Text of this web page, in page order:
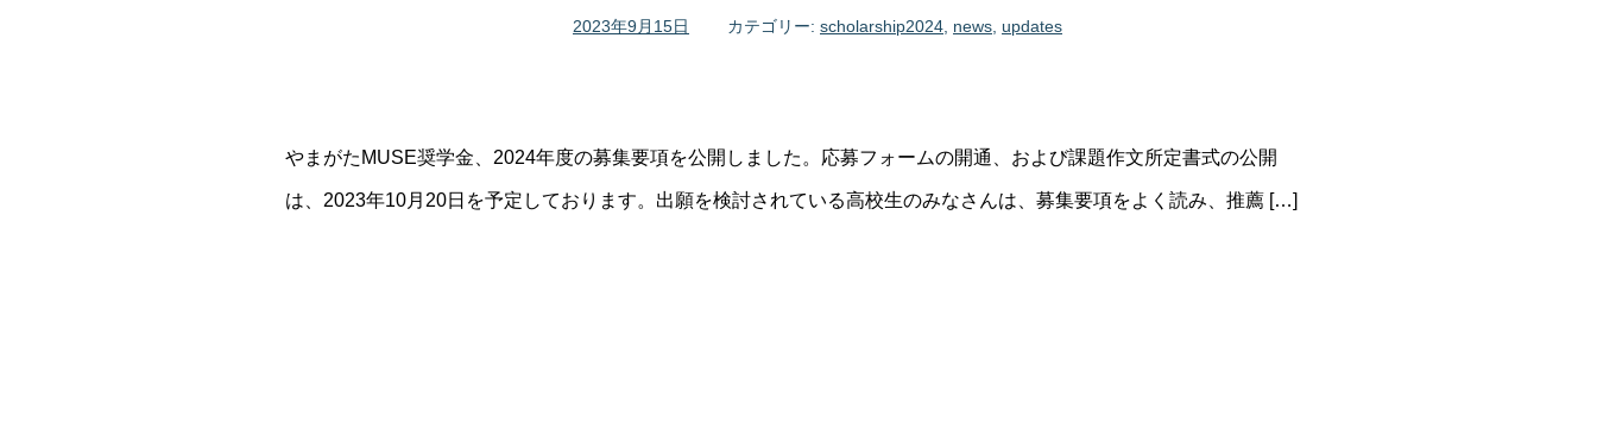
2023年9月15日 カテゴリー: scholarship2024 news updates
やまがたMUSE奨学金、2024年度の募集要項を公開しました。応募フォームの開通、および課題作文所定書式の公開
は、2023年10月20日を予定しております。出願を検討されている高校生のみなさんは、募集要項をよく読み、推薦 […]